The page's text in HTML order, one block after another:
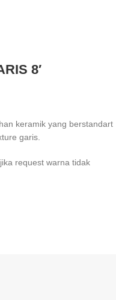
8′
keramik yang berstandart
garis.
request warna tidak